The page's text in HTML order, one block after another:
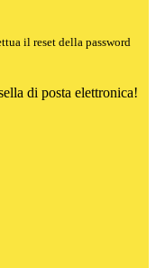
il reset della password
di posta elettronica!